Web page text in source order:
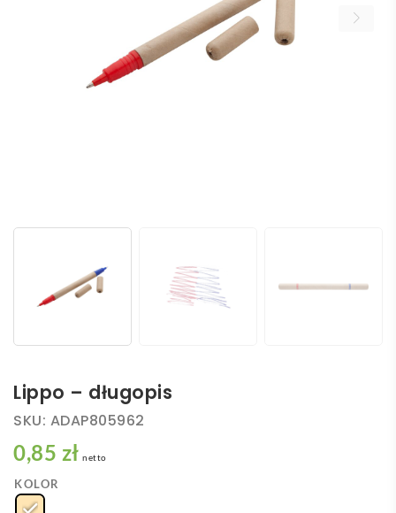
Lippo – długopis
SKU: ADAP805962
0,85 zł netto
KOLOR